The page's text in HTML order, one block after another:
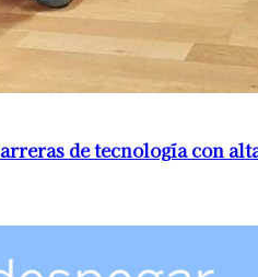
de tecnología con